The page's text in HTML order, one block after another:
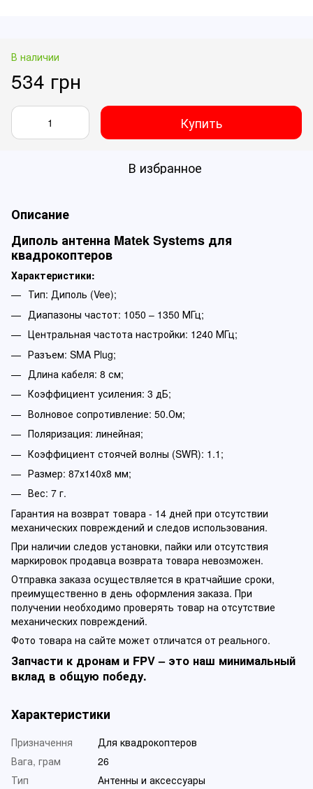
В наличии
534 грн
Купить
В избранное
Описание
Диполь антенна Matek Systems для
квадрокоптеров
Характеристики:
Тип: Диполь (Vee);
Диапазоны частот: 1050 – 1350 МГц;
Центральная частота настройки: 1240 МГц;
Разъем: SMA Plug;
Длина кабеля: 8 см;
Коэффициент усиления: 3 дБ;
Волновое сопротивление: 50.Ом;
Поляризация: линейная;
Коэффициент стоячей волны (SWR): 1.1;
Размер: 87х140х8 мм;
Вес: 7 г.
Гарантия на возврат товара - 14 дней при отсутствии
механических повреждений и следов использования.
При наличии следов установки, пайки или отсутствия
маркировок продавца возврата товара невозможен.
Отправка заказа осуществляется в кратчайшие сроки,
преимущественно в день оформления заказа. При
получении необходимо проверять товар на отсутствие
механических повреждений.
Фото товара на сайте может отличатся от реального.
Запчасти к дронам и FPV – это наш минимальный
вклад в общую победу.
Характеристики
Призначення
Для квадрокоптеров
Вага, грам
26
Тип
Антенны и аксессуары